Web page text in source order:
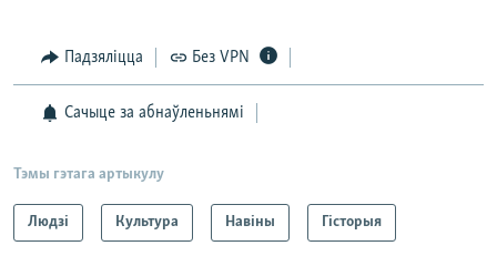
Падзяліцца Без VPN
Сачыце за абнаўленьнямі
Тэмы гэтага артыкулу
Людзі Культура Навіны Гісторыя